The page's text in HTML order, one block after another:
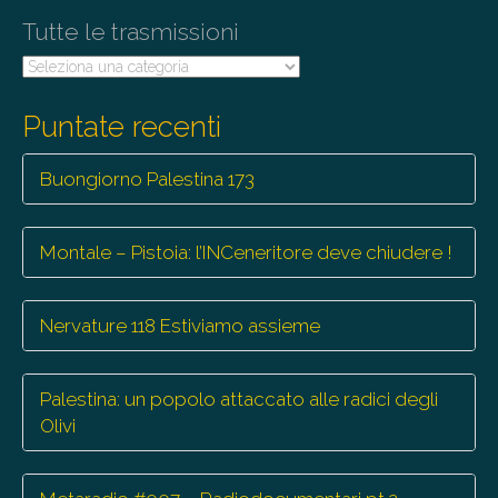
n
Tutte le trasmissioni
Tutte
Puntate recenti
Buongiorno Palestina 173
Montale – Pistoia: l’INCeneritore deve chiudere !
Nervature 118 Estiviamo assieme
Palestina: un popolo attaccato alle radici degli
Olivi